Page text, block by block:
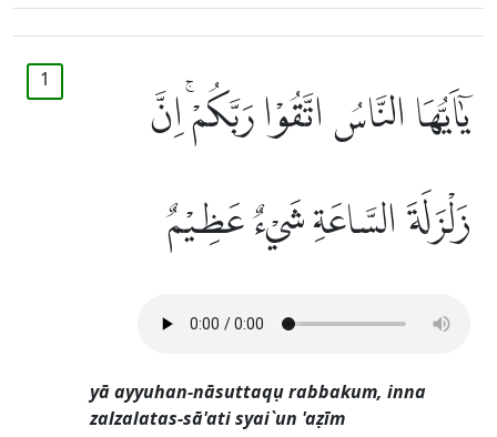
1
يٰٓاَيُّهَا النَّاسُ اتَّقُوْا رَبَّكُمْۚ اِنَّ
زَلْزَلَةَ السَّاعَةِ شَيْءٌ عَظِيْمٌ
yā ayyuhan-nāsuttaqụ rabbakum, inna
zalzalatas-sā'ati syai`un 'aẓīm